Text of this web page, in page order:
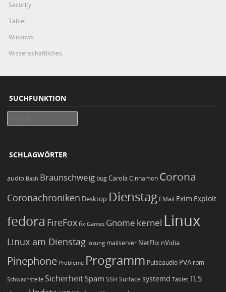
Security
Tablet
Windows
Wissenschaftliches
SUCHFUNKTION
SCHLAGWÖRTER
audio Bash Braunschweig bugCarola Cinnamon Corona
Coronachroniken Desktop Dienstag EMail Exim Exploit
fedora FireFox fix Games Gnome kernel Linux
Linux am Dienstag lösung mailserver NetFlix nVidia
Pinephone Probleme Programm Pulseaudio PVA rpm
Schwachstelle Sicherheit Spam SSH Surface systemd Tablet TLS